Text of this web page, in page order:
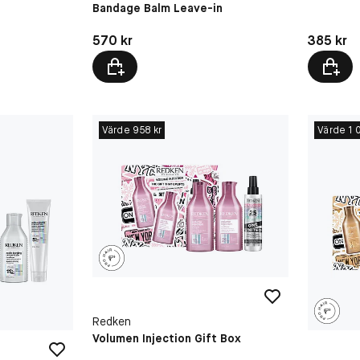
Bandage Balm Leave-in
Pris: 570 kr
570 kr Pris: 385 kr
385 kr
Värde 958 kr
Redken
Volumen Injection Gift Box
Värde 1